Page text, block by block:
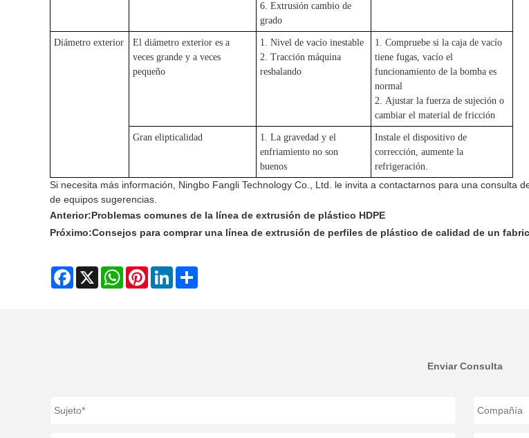
6. Extrusión cambio de
grado
Diámetro exterior
El diámetro exterior es a
veces grande y a veces
pequeño
1. Nivel de vacío inestable
2. Tracción máquina
resbalando
1. Compruebe si la caja de vacío
tiene fugas, vacío el
funcionamiento de la bomba es
normal
2. Ajustar la fuerza de sujeción o
cambiar el material de fricción
Gran elipticalidad
1. La gravedad y el
enfriamiento no son
buenos
Instale el dispositivo de
corrección, aumente la
refrigeración.
Si necesita más información, Ningbo Fangli Technology Co., Ltd. le invita a contactarnos para una consulta
de equipos sugerencias.
Anterior:Problemas comunes de la línea de extrusión de plástico HDPE
Próximo:Consejos para comprar una línea de extrusión de perfiles de plástico de calidad de un
Facebook
X WhatsAppPinterestLinkedIn
Enviar Consulta